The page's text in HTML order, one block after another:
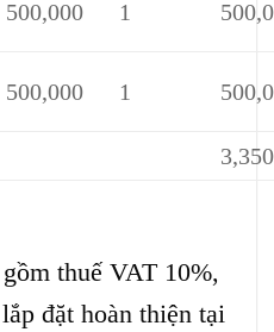
500,000 1
500,000 1
thuế VAT 10%,
đặt hoàn thiện tại